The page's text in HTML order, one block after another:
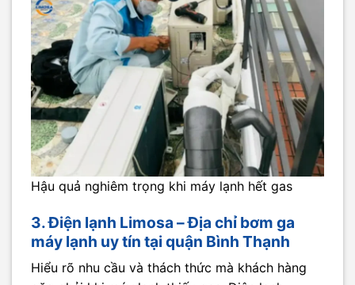
Hậu quả nghiêm trọng khi máy lạnh hết gas
3. Điện lạnh Limosa – Địa chỉ bơm ga
máy lạnh uy tín tại quận Bình Thạnh
Hiểu rõ nhu cầu và thách thức mà khách hàng